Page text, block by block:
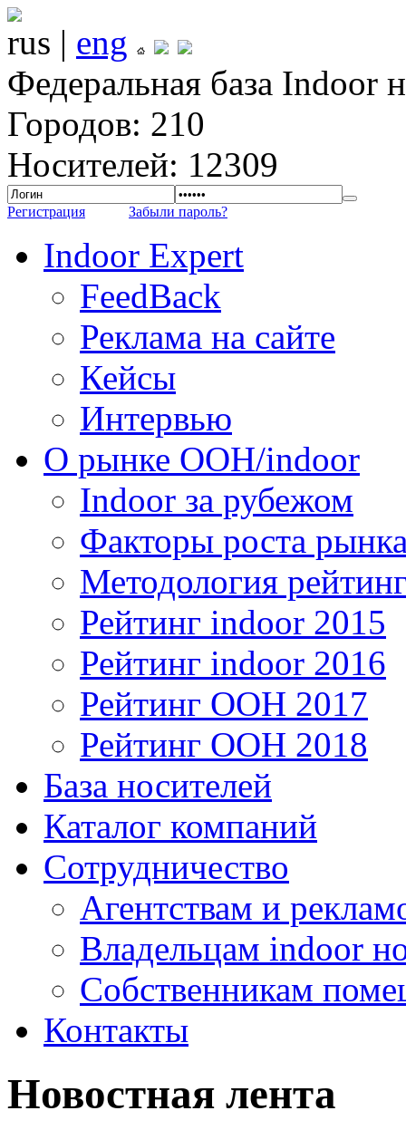
rus | eng
Федеральная база Indoor
Городов: 210
Носителей: 12309
Регистрация Забыли пароль?
Indoor Expert
FeedBack
Реклама на сайте
Кейсы
Интервью
О рынке OOH/indoor
Indoor за рубежом
Факторы роста
Методология
Рейтинг indoor 2015
Рейтинг indoor 2016
Рейтинг OOH 2017
Рейтинг OOH 2018
База носителей
Каталог компаний
Сотрудничество
Агентствам и
Владельцам indoor
Собственникам
Контакты
Новостная лента